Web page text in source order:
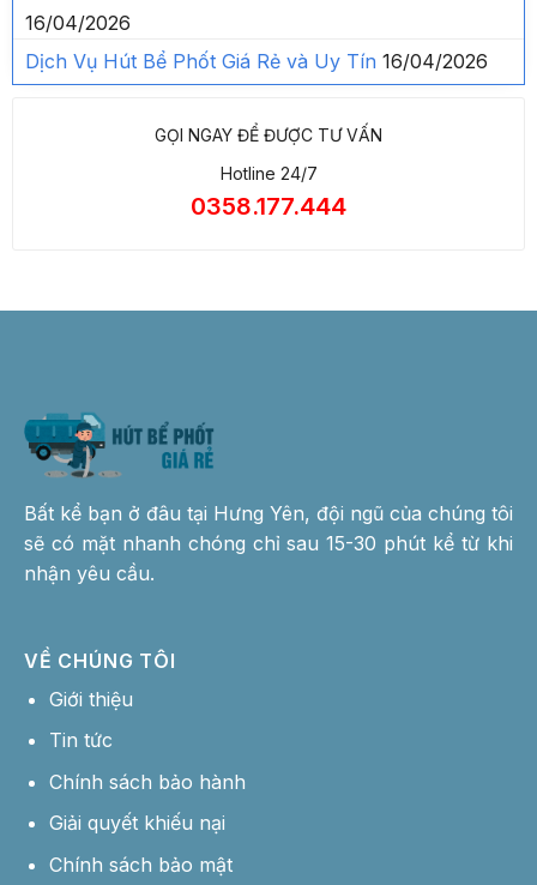
16/04/2026
Dịch Vụ Hút Bể Phốt Giá Rẻ và Uy Tín 16/04/2026
GỌI NGAY ĐỂ ĐƯỢC TƯ VẤN
Hotline 24/7
0358.177.444
Bất kể bạn ở đâu tại Hưng Yên, đội ngũ của chúng tôi
sẽ có mặt nhanh chóng chỉ sau 15-30 phút kể từ khi
nhận yêu cầu.
VỀ CHÚNG TÔI
Giới thiệu
Tin tức
Chính sách bảo hành
Giải quyết khiếu nại
Chính sách bảo mật